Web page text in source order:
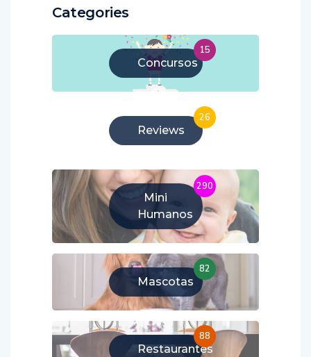
Categories
Concursos
15
Reviews
26
Mini
Humanos
290
Mascotas
82
Restaurantes
88